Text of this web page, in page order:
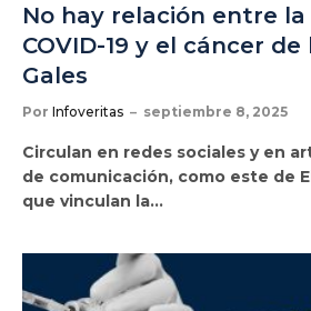
No hay relación entre
COVID-19 y el cáncer
Gales
Por Infoveritas septiembre 8, 2025
Circulan en redes sociales y en
de comunicación, como este de
que vinculan la…